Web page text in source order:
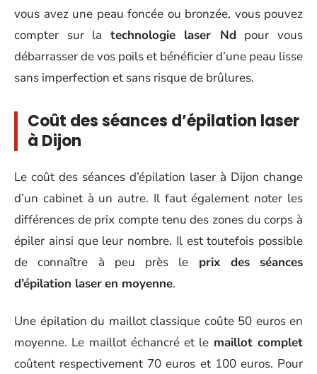
vous avez une peau foncée ou bronzée, vous pouvez
compter sur la technologie laser Nd pour vous
débarrasser de vos poils et bénéficier d’une peau lisse
sans imperfection et sans risque de brûlures.
Coût des séances d’épilation laser
à Dijon
Le coût des séances d’épilation laser à Dijon change
d’un cabinet à un autre. Il faut également noter les
différences de prix compte tenu des zones du corps à
épiler ainsi que leur nombre. Il est toutefois possible
de connaître à peu près le prix des
séances
d’épilation laseren moyenne.
Une épilation du maillot classique coûte 50 euros en
moyenne. Le maillot échancré et le maillot complet
coûtent respectivement 70 euros et 100 euros. Pour